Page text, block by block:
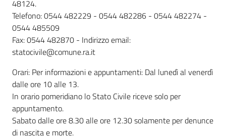
48124.
Telefono: 0544 482229 - 0544 482286 - 0544 482274 -
0544 485509
Fax: 0544 482870 - Indirizzo email:
statocivile@comune.ra.it
Orari: Per informazioni e appuntamenti: Dal lunedì al venerdì
dalle ore 10 alle 13.
In orario pomeridiano lo Stato Civile riceve solo per
appuntamento.
Sabato dalle ore 8.30 alle ore 12.30 solamente per denunce
di nascita e morte.